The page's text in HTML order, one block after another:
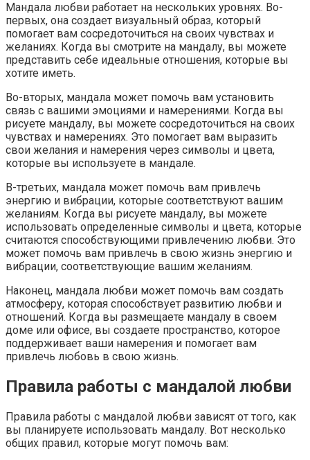
Мандала любви работает на нескольких уровнях. Во-
первых, она создает визуальный образ, который
помогает вам сосредоточиться на своих чувствах и
желаниях. Когда вы смотрите на мандалу, вы можете
представить себе идеальные отношения, которые вы
хотите иметь.
Во-вторых, мандала может помочь вам установить
связь с вашими эмоциями и намерениями. Когда вы
рисуете мандалу, вы можете сосредоточиться на своих
чувствах и намерениях. Это помогает вам выразить
свои желания и намерения через символы и цвета,
которые вы используете в мандале.
В-третьих, мандала может помочь вам привлечь
энергию и вибрации, которые соответствуют вашим
желаниям. Когда вы рисуете мандалу, вы можете
использовать определенные символы и цвета, которые
считаются способствующими привлечению любви. Это
может помочь вам привлечь в свою жизнь энергию и
вибрации, соответствующие вашим желаниям.
Наконец, мандала любви может помочь вам создать
атмосферу, которая способствует развитию любви и
отношений. Когда вы размещаете мандалу в своем
доме или офисе, вы создаете пространство, которое
поддерживает ваши намерения и помогает вам
привлечь любовь в свою жизнь.
Правила работы с мандалой любви
Правила работы с мандалой любви зависят от того, как
вы планируете использовать мандалу. Вот несколько
общих правил, которые могут помочь вам: